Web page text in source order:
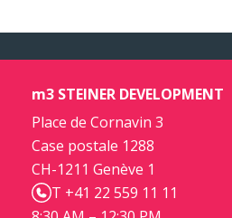
m3 STEINER DEVELOPMENT
Place de Cornavin 3
Case postale 1288
CH-1211 Genève 1
T +41 22 559 11 11